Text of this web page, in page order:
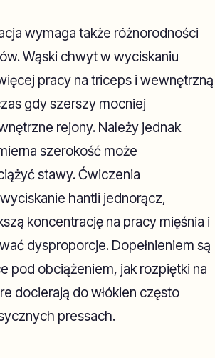
wymaga także różnorodności
Wąski chwyt w wyciskaniu
pracy na triceps i wewnętrzną
gdy szerszy mocniej
rejony. Należy jednak
szerokość może
stawy. Ćwiczenia
hantli jednorącz,
koncentrację na pracy mięśnia i
dysproporcje. Dopełnieniem są
pod obciążeniem, jak rozpiętki na
docierają do włókien często
pressach.